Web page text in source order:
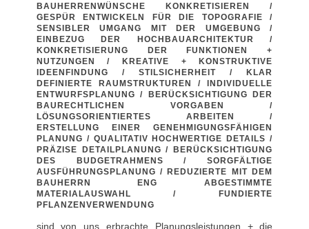
BAUHERRENWÜNSCHE KONKRETISIEREN /
GESPÜR ENTWICKELN FÜR DIE TOPOGRAFIE /
SENSIBLER UMGANG MIT DER UMGEBUNG /
EINBEZUG DER HOCHBAUARCHITEKTUR /
KONKRETISIERUNG DER FUNKTIONEN +
NUTZUNGEN / KREATIVE + KONSTRUKTIVE
IDEENFINDUNG / STILSICHERHEIT / KLAR
DEFINIERTE RAUMSTRUKTUREN / INDIVIDUELLE
ENTWURFSPLANUNG / BERÜCKSICHTIGUNG DER
BAURECHTLICHEN VORGABEN /
LÖSUNGSORIENTIERTES ARBEITEN /
ERSTELLUNG EINER GENEHMIGUNGSFÄHIGEN
PLANUNG / QUALITATIV HOCHWERTIGE DETAILS /
PRÄZISE DETAILPLANUNG / BERÜCKSICHTIGUNG
DES BUDGETRAHMENS / SORGFÄLTIGE
AUSFÜHRUNGSPLANUNG / REDUZIERTE MIT DEM
BAUHERRN ENG ABGESTIMMTE
MATERIALAUSWAHL / FUNDIERTE
PFLANZENVERWENDUNG
sind von uns erbrachte Planungsleistungen + die